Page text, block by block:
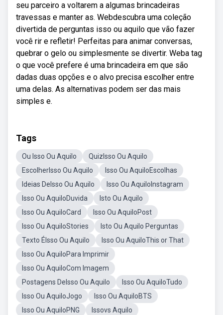
seu parceiro a voltarem a algumas brincadeiras
travessas e manter as. Webdescubra uma coleção
divertida de perguntas isso ou aquilo que vão fazer
você rir e refletir! Perfeitas para animar conversas,
quebrar o gelo ou simplesmente se divertir. Weba tag
o que você prefere é uma brincadeira em que são
dadas duas opções e o alvo precisa escolher entre
uma delas. As alternativas podem ser das mais
simples e.
Tags
Ou Isso Ou Aquilo
QuizIsso Ou Aquilo
EscolherIsso Ou Aquilo
Isso Ou AquiloEscolhas
Ideias DeIsso Ou Aquilo
Isso Ou AquiloInstagram
Isso Ou AquiloDuvida
Isto Ou Aquilo
Isso Ou AquiloCard
Isso Ou AquiloPost
Isso Ou AquiloStories
Isto Ou Aquilo Perguntas
Texto ÉIsso Ou Aquilo
Isso Ou AquiloThis or That
Isso Ou AquiloPara Imprimir
Isso Ou AquiloCom Imagem
Postagens DeIsso Ou Aquilo
Isso Ou AquiloTudo
Isso Ou AquiloJogo
Isso Ou AquiloBTS
Isso Ou AquiloPNG
Issovs Aquilo